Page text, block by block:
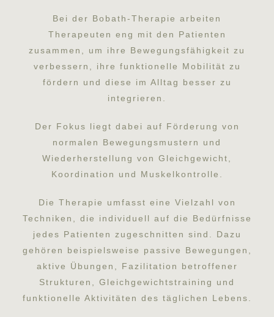
Bei der Bobath-Therapie arbeiten
Therapeuten eng mit den Patienten
zusammen, um ihre Bewegungsfähigkeit zu
verbessern, ihre funktionelle Mobilität zu
fördern und diese im Alltag besser zu
integrieren.
Der Fokus liegt dabei auf Förderung von
normalen Bewegungsmustern und
Wiederherstellung von Gleichgewicht,
Koordination und Muskelkontrolle.
Die Therapie umfasst eine Vielzahl von
Techniken, die individuell auf die Bedürfnisse
jedes Patienten zugeschnitten sind. Dazu
gehören beispielsweise passive Bewegungen,
aktive Übungen, Fazilitation betroffener
Strukturen, Gleichgewichtstraining und
funktionelle Aktivitäten des täglichen Lebens.